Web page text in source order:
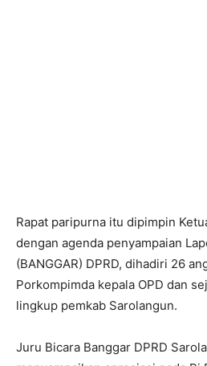
Rapat paripurna itu dipimpin
dengan agenda penyampaian
(BANGGAR) DPRD, dihadiri 26
Porkompimda kepala OPD dan
lingkup pemkab Sarolangun.
Juru Bicara Banggar DPRD